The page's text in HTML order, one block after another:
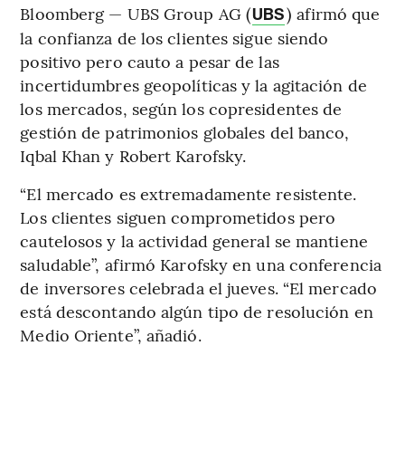
Bloomberg — UBS Group AG (UBS) afirmó que
la confianza de los clientes sigue siendo
positivo pero cauto a pesar de las
incertidumbres geopolíticas y la agitación de
los mercados, según los copresidentes de
gestión de patrimonios globales del banco,
Iqbal Khan y Robert Karofsky.
“El mercado es extremadamente resistente.
Los clientes siguen comprometidos pero
cautelosos y la actividad general se mantiene
saludable”, afirmó Karofsky en una conferencia
de inversores celebrada el jueves. “El mercado
está descontando algún tipo de resolución en
Medio Oriente”, añadió.